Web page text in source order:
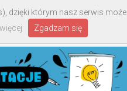
dzięki którym nasz serwis może
Zgadzam się